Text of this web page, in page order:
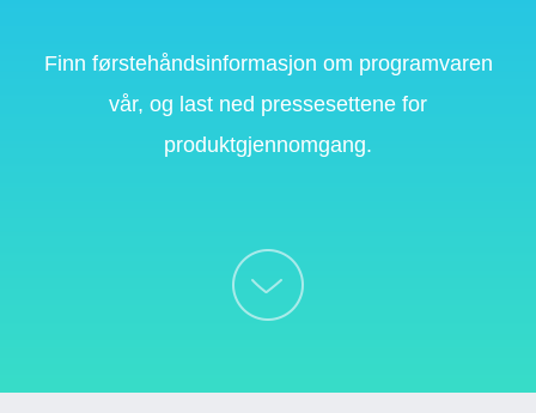
Finn førstehåndsinformasjon om programvaren
vår, og last ned pressesettene for
produktgjennomgang.